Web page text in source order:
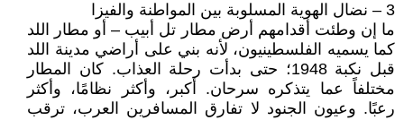
3 – نضال الهوية المسلوبة بين المواطنة والفيزا
ما إن وطئت أقدامهم أرض مطار تل أبيب – أو مطار اللد
كما يسميه الفلسطينيون، لأنه بني على أراضي مدينة اللد
قبل نكبة 1948؛ حتى بدأت رحلة العذاب. كان المطار
مختلفاً عما يتذكره سرحان. أكبر، وأكثر نظامًا، وأكثر
رعبًا. وعيون الجنود لا تفارق المسافرين العرب، ترقب